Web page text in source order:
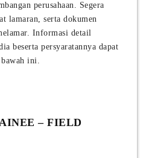
perusahaan. Segera
lamaran, serta dokumen
Informasi detail
beserta persyaratannya dapat
ini.
– FIELD